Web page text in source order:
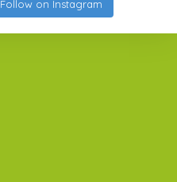
Follow on Instagram